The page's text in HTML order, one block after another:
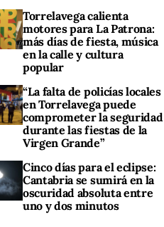
Torrelavega calienta
motores para La Patrona:
más días de fiesta, música
en la calle y cultura
popular
“La falta de policías locales
en Torrelavega puede
comprometer la seguridad
durante las fiestas de la
Virgen Grande”
Cinco días para el eclipse:
Cantabria se sumirá en la
oscuridad absoluta entre
uno y dos minutos